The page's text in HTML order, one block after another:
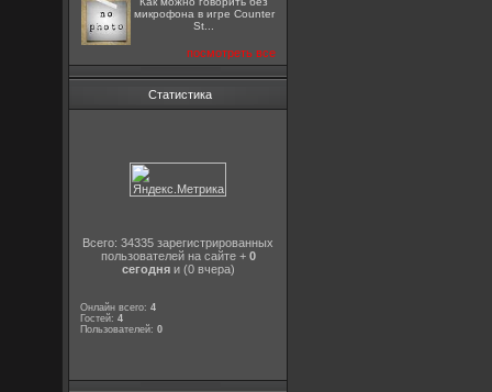
микрофона в игре Counter
St...
посмотреть все
Статистика
Всего: 34335 зарегистрированных
пользователей на сайте + 0
сегодняи (0 вчера)
Онлайн всего:4
Гостей:4
Пользователей:0